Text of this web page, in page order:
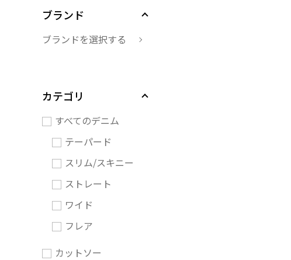
ブランド
ブランドを選択する
カテゴリ
すべてのデニム
テーパード
スリム/スキニー
ストレート
ワイド
フレア
カットソー